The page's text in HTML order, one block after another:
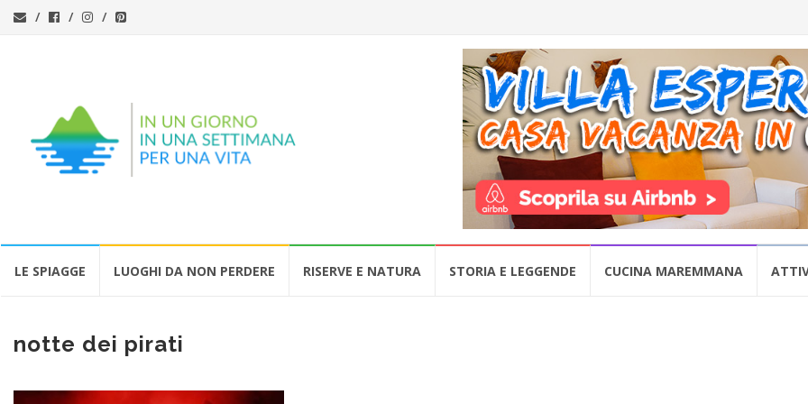
LE SPIAGGE LUOGHI DA NON PERDERE RISERVE E NATURA STORIA E LEGGENDE CUCINA MAREMMANA
notte dei pirati